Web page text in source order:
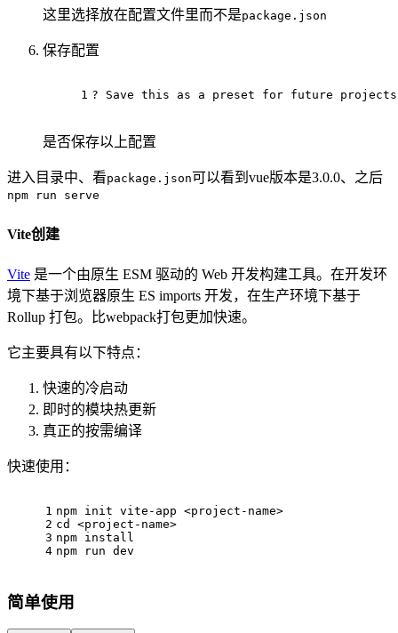
这里选择放在配置文件里而不是package.json
保存配置
1 ? Save this as a preset for future
是否保存以上配置
进入目录中、看package.json可以看到vue版本是3.0.0、之后
npm run serve
Vite创建
Vite 是一个由原生 ESM 驱动的 Web 开发构建工具。在开发环
境下基于浏览器原生 ES imports 开发，在生产环境下基于
Rollup 打包。比webpack打包更加快速。
它主要具有以下特点：
快速的冷启动
即时的模块热更新
真正的按需编译
快速使用：
1
2
3
4
npm init vite-app <project-name>
cd
<project-name>
npm install
npm run dev
简单使用